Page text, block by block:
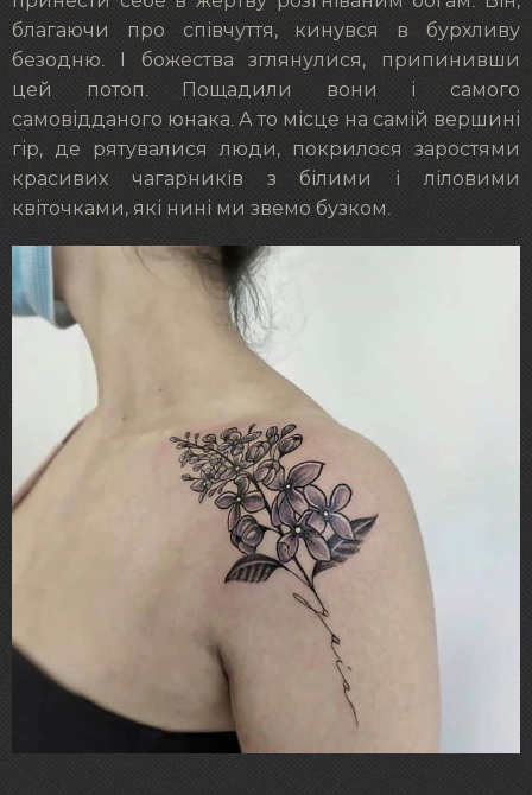
благаючи про співчуття, кинувся в бурхливу
безодню. І божества зглянулися, припинивши
цей потоп. Пощадили вони і самого
самовідданого юнака. А то місце на самій вершині
гір, де рятувалися люди, покрилося заростями
красивих чагарників з білими і ліловими
квіточками, які нині ми звемо бузком.